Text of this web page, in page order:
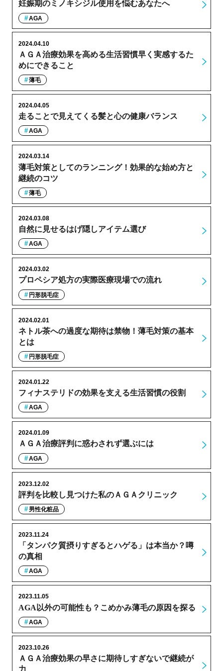
妊娠期のミノキシジル使用を悩むあなたへ
AGA
ＡＧＡ治療効果を高める生活習慣早く実感するた
めにできること
2024.04.10
薄毛
走ることで見えてくる髪と心の健康バランス
2024.04.05
AGA
薄毛対策としてのランニング！効果的な始め方と
継続のコツ
2024.03.14
薄毛
自然に見せるはげ隠しアイテム選び
2024.03.08
AGA
プロペシア処方の実際医療現場での流れ
2024.03.02
円形脱毛症
ネトル茶への過度な期待は禁物！薄毛対策の基本
とは
2024.02.01
円形脱毛症
フィナステリドの効果を支える生活習慣の役割
2024.01.22
AGA
ＡＧＡ治療評判に惑わされず選ぶには
2024.01.09
AGA
評判を比較し見つけた私のＡＧＡクリニック
2023.12.02
男性化粧品
「タンパク質摂りすぎるとハゲる」は本当か？噂
の真相
2023.11.24
AGA
AGA以外の可能性も？こめかみ薄毛の原因を探る
2023.11.05
AGA
ＡＧＡ治療効果の早さに期待しすぎないで継続が
力
2023.10.26